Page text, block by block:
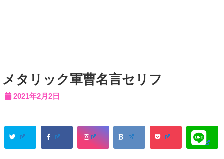
メタリック軍曹名言セリフ
2021年2月2日